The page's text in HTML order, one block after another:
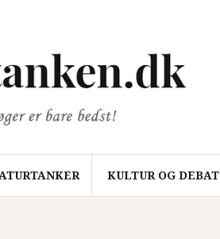
KULTUR OG DEBAT